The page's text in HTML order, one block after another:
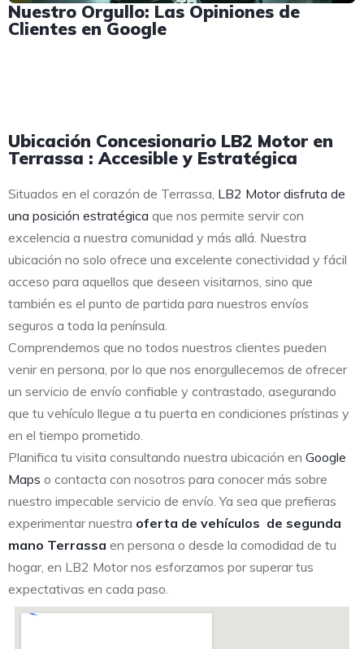
Nuestro Orgullo: Las Opiniones de
Clientes en Google
Ubicación Concesionario LB2 Motor en
Terrassa : Accesible y Estratégica
Situados en el corazón de Terrassa, LB2 Motor disfruta de
una posición estratégica que nos permite servir con
excelencia a nuestra comunidad y más allá. Nuestra
ubicación no solo ofrece una excelente conectividad y fácil
acceso para aquellos que deseen visitarnos, sino que
también es el punto de partida para nuestros envíos
seguros a toda la península.
Comprendemos que no todos nuestros clientes pueden
venir en persona, por lo que nos enorgullecemos de ofrecer
un servicio de envío confiable y contrastado, asegurando
que tu vehículo llegue a tu puerta en condiciones prístinas y
en el tiempo prometido.
Planifica tu visita consultando nuestra ubicación en Google
Maps o contacta con nosotros para conocer más sobre
nuestro impecable servicio de envío. Ya sea que prefieras
experimentar nuestra oferta de vehículos de segunda
mano Terrassa en persona o desde la comodidad de tu
hogar, en LB2 Motor nos esforzamos por superar tus
expectativas en cada paso.